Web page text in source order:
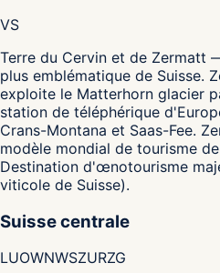
VS
Terre du Cervin et de Zermatt
plus emblématique de Suisse.
exploite le Matterhorn glacier
station de téléphérique
Crans-Montana et Saas-Fee.
modèle mondial de tourisme
Destination d'œnotourisme
viticole de Suisse).
Suisse centrale
LUOWNWSZURZG